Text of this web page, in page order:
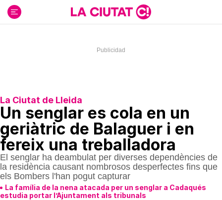
contenido
La Ciutat de Lleida
Un senglar es cola en un
geriàtric de Balaguer i en
fereix una treballadora
El senglar ha deambulat per diverses dependències de
la residència causant nombrosos desperfectes fins que
els Bombers l'han pogut capturar
La família de la nena atacada per un senglar a Cadaqués
estudia portar l’Ajuntament als tribunals